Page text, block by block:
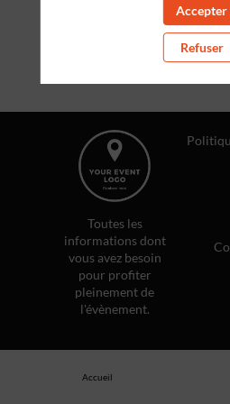
reprehenderit in voluptate velit
fugiat nulla pariatur
Toutes les
informations dont
vous avez besoin
pour profiter
pleinement de
l'évènement.
Accueil
Accepter
Refuser